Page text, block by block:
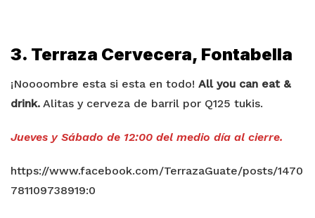
3. Terraza Cervecera, Fontabella
¡Noooombre esta si esta en todo! All you can eat &
drink. Alitas y cerveza de barril por Q125 tukis.
Jueves y Sábado de 12:00 del medio día al cierre.
https://www.facebook.com/TerrazaGuate/posts/1470
781109738919:0